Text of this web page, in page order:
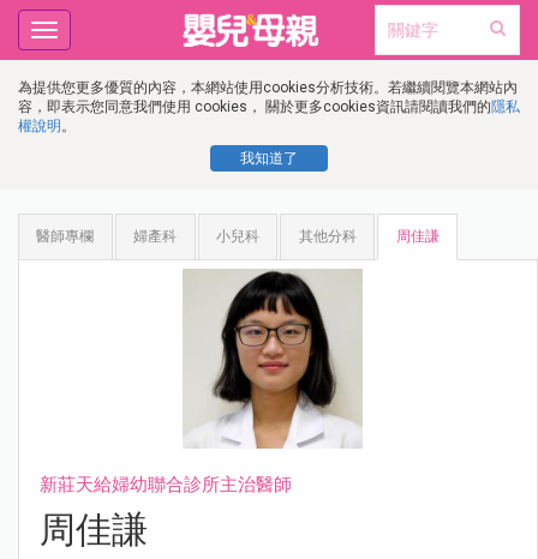
為提供您更多優質的內容，本網站使用cookies分析技術。若繼續閱覽本網站內
容，即表示您同意我們使用 cookies， 關於更多cookies資訊請閱讀我們的隱私
權說明 。
我知道了
Toggle
navigation
醫師專欄 婦產科 小兒科 其他分科 周佳謙
新莊天給婦幼聯合診所主治醫師
周佳謙